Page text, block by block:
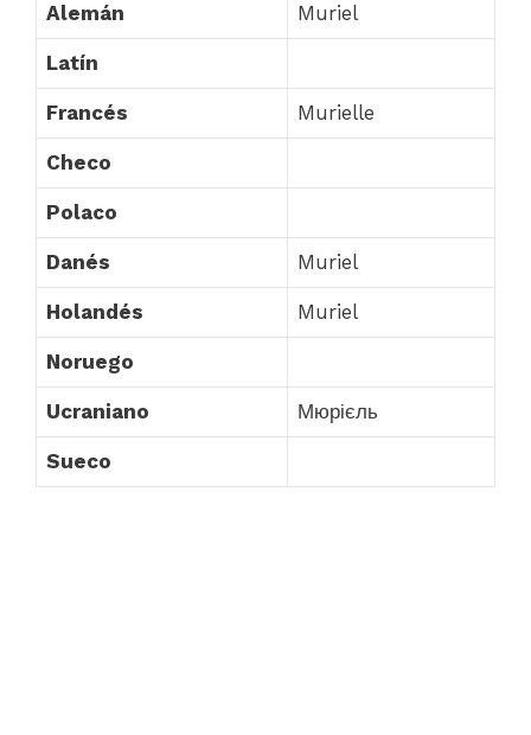
Alemán Muriel
Latín
Francés Murielle
Checo
Polaco
Danés Muriel
Holandés Muriel
Noruego
Ucraniano Мюрієль
Sueco